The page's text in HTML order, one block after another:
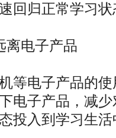
回归正常学习状
离电子产品
等电子产品的
电子产品，减
投入到学习生活